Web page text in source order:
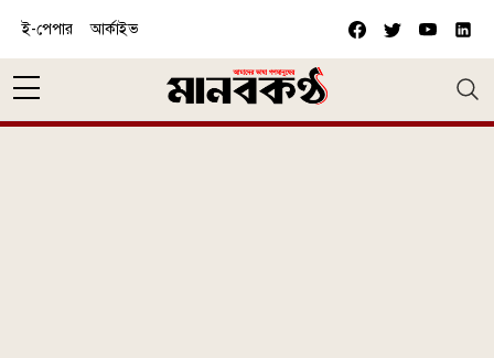
ই-পেপার আর্কাইভ